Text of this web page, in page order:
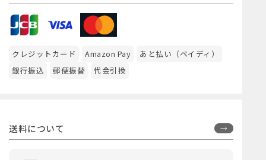
クレジットカード Amazon Pay
あと払い（ペイディ）
銀行振込
郵便振替 代金引換
送料について